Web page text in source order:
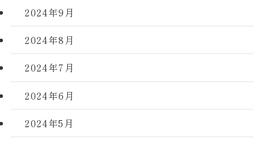
2024年9月
2024年8月
2024年7月
2024年6月
2024年5月